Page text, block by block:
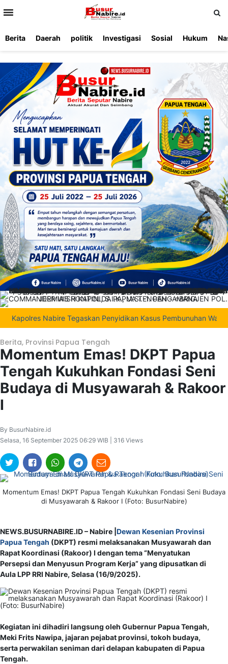
Berita Daerah politik Investigasi Sosial Hukum
Nabire Tegaskan Penyidikan Kasus Pembunuhan Waroki
Berita, Provinsi Papua Tengah
Momentum Emas! DKPT Papua
Tengah Kukuhkan Fondasi Seni
Budaya di Musyawarah & Rakoor
I
By BusurNabire.id
Selasa, 16 September 2025 06:29 WIB | 316 Views
Momentum Emas! DKPT Papua Tengah Kukuhkan Fondasi Seni Budaya
di Musyawarah & Rakoor I (Foto: BusurNabire)
NEWS.BUSURNABIRE.ID – Nabire | Dewan Kesenian Provinsi
Papua Tengah (DKPT) resmi melaksanakan Musyawarah dan
Rapat Koordinasi (Rakoor) I dengan tema “Menyatukan
Persepsi dan Menyusun Program Kerja” yang dipusatkan di
Aula LPP RRI Nabire, Selasa (16/9/2025).
Kegiatan ini dihadiri langsung oleh Gubernur Papua Tengah,
Meki Frits Nawipa, jajaran pejabat provinsi, tokoh budaya,
serta perwakilan seniman dari delapan kabupaten di Papua
Tengah.